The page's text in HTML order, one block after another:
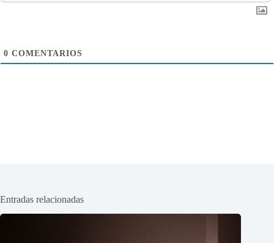
0 COMENTARIOS
Entradas relacionadas